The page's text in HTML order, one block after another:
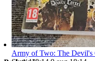
Army of Two: The Devil's